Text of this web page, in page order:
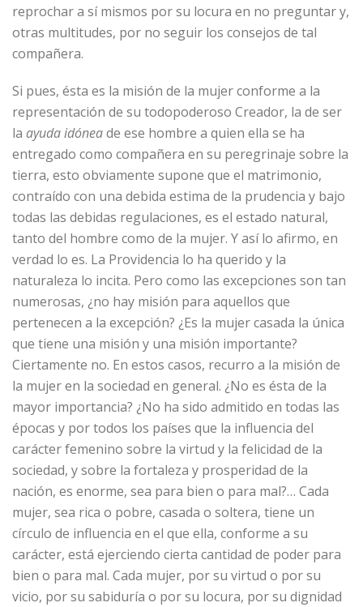
reprochar a sí mismos por su locura en no preguntar y,
otras multitudes, por no seguir los consejos de tal
compañera.
Si pues, ésta es la misión de la mujer conforme a la
representación de su todopoderoso Creador, la de ser
la ayuda idóneade ese hombre a quien ella se ha
entregado como compañera en su peregrinaje sobre la
tierra, esto obviamente supone que el matrimonio,
contraído con una debida estima de la prudencia y bajo
todas las debidas regulaciones, es el estado natural,
tanto del hombre como de la mujer. Y así lo afirmo, en
verdad lo es. La Providencia lo ha querido y la
naturaleza lo incita. Pero como las excepciones son tan
numerosas, ¿no hay misión para aquellos que
pertenecen a la excepción? ¿Es la mujer casada la única
que tiene una misión y una misión importante?
Ciertamente no. En estos casos, recurro a la misión de
la mujer en la sociedad en general. ¿No es ésta de la
mayor importancia? ¿No ha sido admitido en todas las
épocas y por todos los países que la influencia del
carácter femenino sobre la virtud y la felicidad de la
sociedad, y sobre la fortaleza y prosperidad de la
nación, es enorme, sea para bien o para mal?… Cada
mujer, sea rica o pobre, casada o soltera, tiene un
círculo de influencia en el que ella, conforme a su
carácter, está ejerciendo cierta cantidad de poder para
bien o para mal. Cada mujer, por su virtud o por su
vicio, por su sabiduría o por su locura, por su dignidad